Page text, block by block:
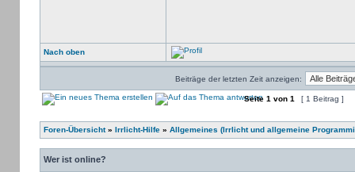
Nach oben
Beiträge der letzten Zeit anzeigen:
Seite 1 von 1 [ 1 Beitrag ]
Foren-Übersicht» Irrlicht-Hilfe» Allgemeines (Irrlicht und allgemeine
Wer ist online?